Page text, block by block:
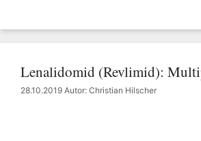
Lenalidomid (Revlimid):
28.10.2019 Autor: Christian Hilscher